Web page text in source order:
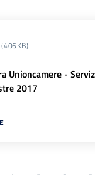
(406KB)
Unioncamere -
2017